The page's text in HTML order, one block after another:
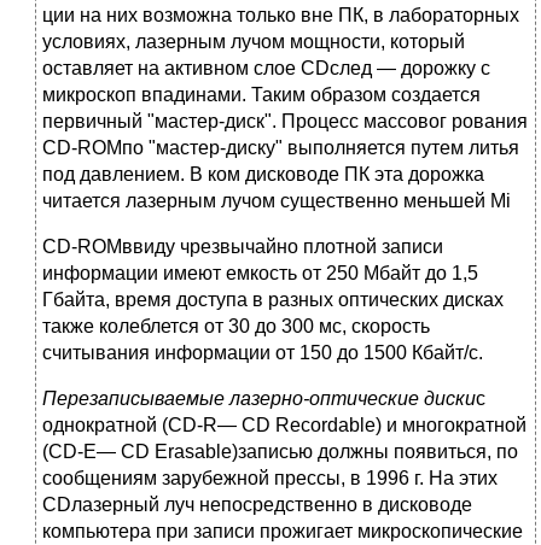
ции на них возможна только вне ПК, в лабораторных
условиях, лазерным лучом мощности, который
оставляет на активном слое CDслед — дорожку с
микроскоп впадинами. Таким образом создается
первичный "мастер-диск". Процесс массовог рования
CD-ROMпо "мастер-диску" выполняется путем литья
под давлением. В ком дисководе ПК эта дорожка
читается лазерным лучом существенно меньшей Mi
CD-ROMввиду чрезвычайно плотной записи
информации имеют емкость от 250 Мбайт до 1,5
Гбайта, время доступа в разных оптических дисках
также колеблется от 30 до 300 мс, скорость
считывания информации от 150 до 1500 Кбайт/с.
Перезаписываемые лазерно-оптические дискис
однократной (CD-R— CD Recordable) и многократной
(CD-E— CD Erasable)записью должны появиться, по
сообщениям зару­бежной прессы, в 1996 г. На этих
CDлазерный луч непосредственно в дисководе
компьюте­ра при записи прожигает микроскопические